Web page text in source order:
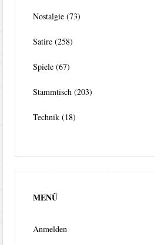
Nostalgie (73)
Satire (258)
Spiele (67)
Stammtisch (203)
Technik (18)
MENÜ
Anmelden